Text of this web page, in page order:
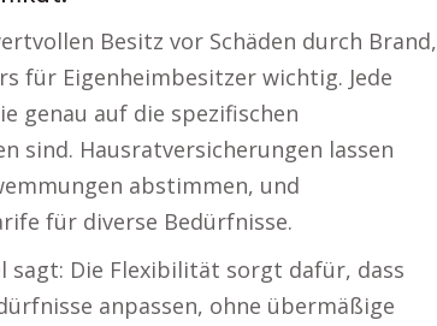
Besitz vor Schäden durch Brand,
für Eigenheimbesitzer wichtig. Jede
genau auf die spezifischen
sind. Hausratversicherungen lassen
abstimmen, und
für diverse Bedürfnisse.
sagt: Die Flexibilität sorgt dafür, dass
anpassen, ohne übermäßige